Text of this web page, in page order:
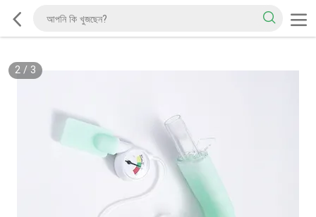
2/ 3